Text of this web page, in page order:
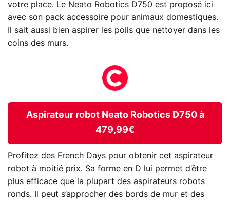
votre place. Le Neato Robotics D750 est proposé ici
avec son pack accessoire pour animaux domestiques.
Il sait aussi bien aspirer les poils que nettoyer dans les
coins des murs.
Aspirateur robot Neato Robotics D750 à
479,99€
Profitez des French Days pour obtenir cet aspirateur
robot à moitié prix. Sa forme en D lui permet d’être
plus efficace que la plupart des aspirateurs robots
ronds. Il peut s’approcher des bords de mur et des